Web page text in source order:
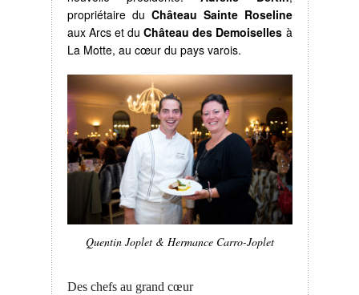
propriétaire du Château Sainte Roseline
aux Arcs et duChâteau des Demoiselles à
La Motte, au cœur du pays varois.
Quentin Joplet & Hermance Carro-Joplet
Des chefs au grand cœur